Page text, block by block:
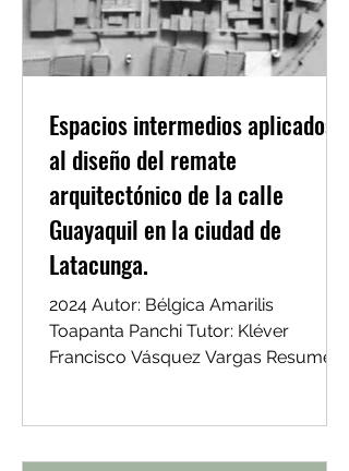
la evolución de la habitación, con una
serie de análisis comparativos de tipo
histórico, proporcional, programático
Espacios intermedios aplicados
al diseño del remate
arquitectónico de la calle
Guayaquil en la ciudad de
Latacunga.
2024 Autor: Bélgica Amarilis
Toapanta Panchi Tutor: Kléver
Francisco Vásquez Vargas Resumen